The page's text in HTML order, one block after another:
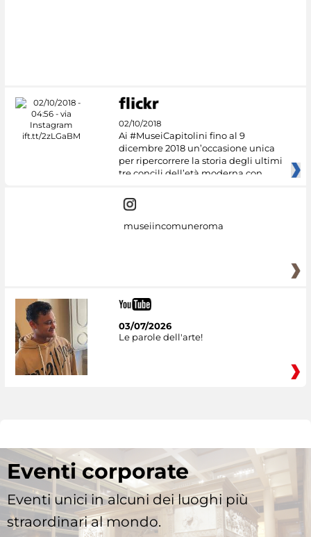
02/10/2018
Ai #MuseiCapitolini fino al 9
dicembre 2018 un’occasione unica
per ripercorrere la storia degli ultimi
tre concili dell’età moderna con
museiincomuneroma
03/07/2026
Le parole dell'arte!
Eventi corporate
Eventi unici in alcuni dei luoghi più
straordinari al mondo.